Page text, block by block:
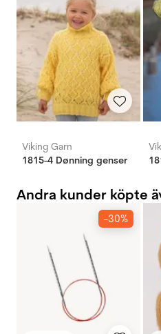
Viking Garn
1815-4 Dønning genser
Andra kunder köpte
-30%